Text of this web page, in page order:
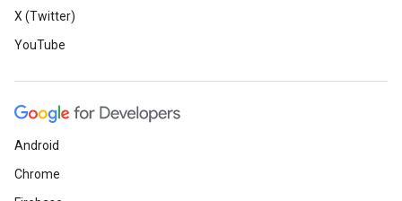
X (Twitter)
YouTube
Android
Chrome